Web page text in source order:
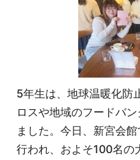
5年生は、地球温暖化防
ロスや地域のフードバ
ました。今日、新宮会
行われ、およそ100名の